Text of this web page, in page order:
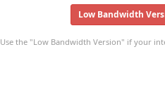
Low Bandwidth
Use the "Low Bandwidth Version" if your